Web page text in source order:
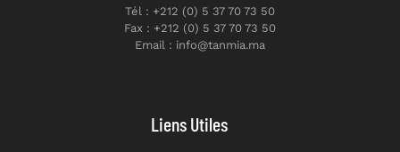
Tél : +212 (0) 5 37 70 73 50
Fax : +212 (0) 5 37 70 73 50
Email : info@tanmia.ma
Liens Utiles